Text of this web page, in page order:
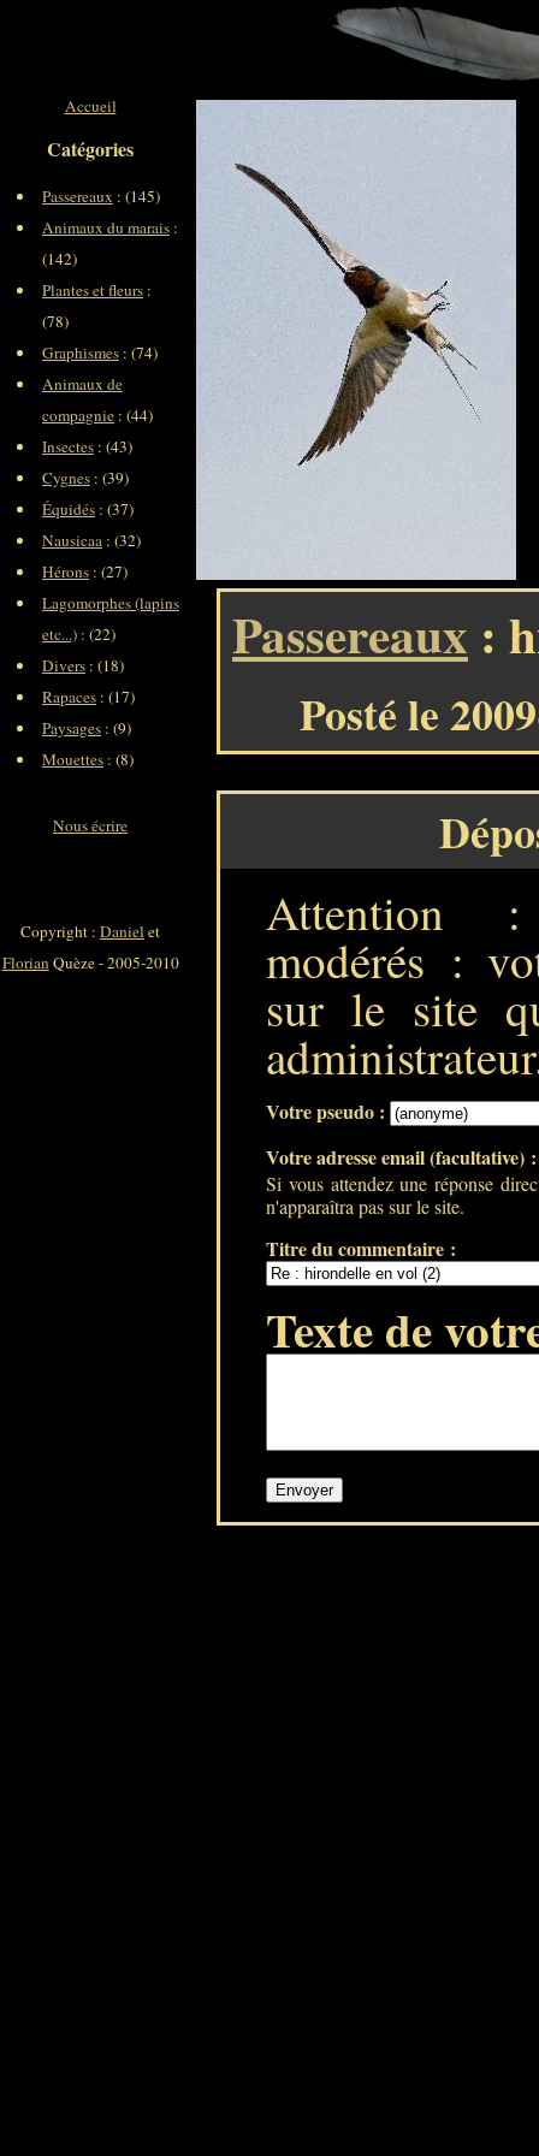
Passereaux :
Posté le
Attention :
modérés :
sur le site
Votre pseudo :
Votre adresse email (facultative)
Si vous attendez une réponse
n'apparaîtra pas sur le site.
Titre du commentaire :
Texte de
Accueil
Catégories
Passereaux : (145)
Animaux du marais :
(142)
Plantes et fleurs :
(78)
Graphismes : (74)
Animaux de
compagnie : (44)
Insectes : (43)
Cygnes : (39)
Équidés : (37)
Nausicaa : (32)
Hérons : (27)
Lagomorphes (lapins
etc...) : (22)
Divers : (18)
Rapaces : (17)
Paysages : (9)
Mouettes : (8)
Nous écrire
Copyright : Daniel et
FlorianQuèze - 2005-2010